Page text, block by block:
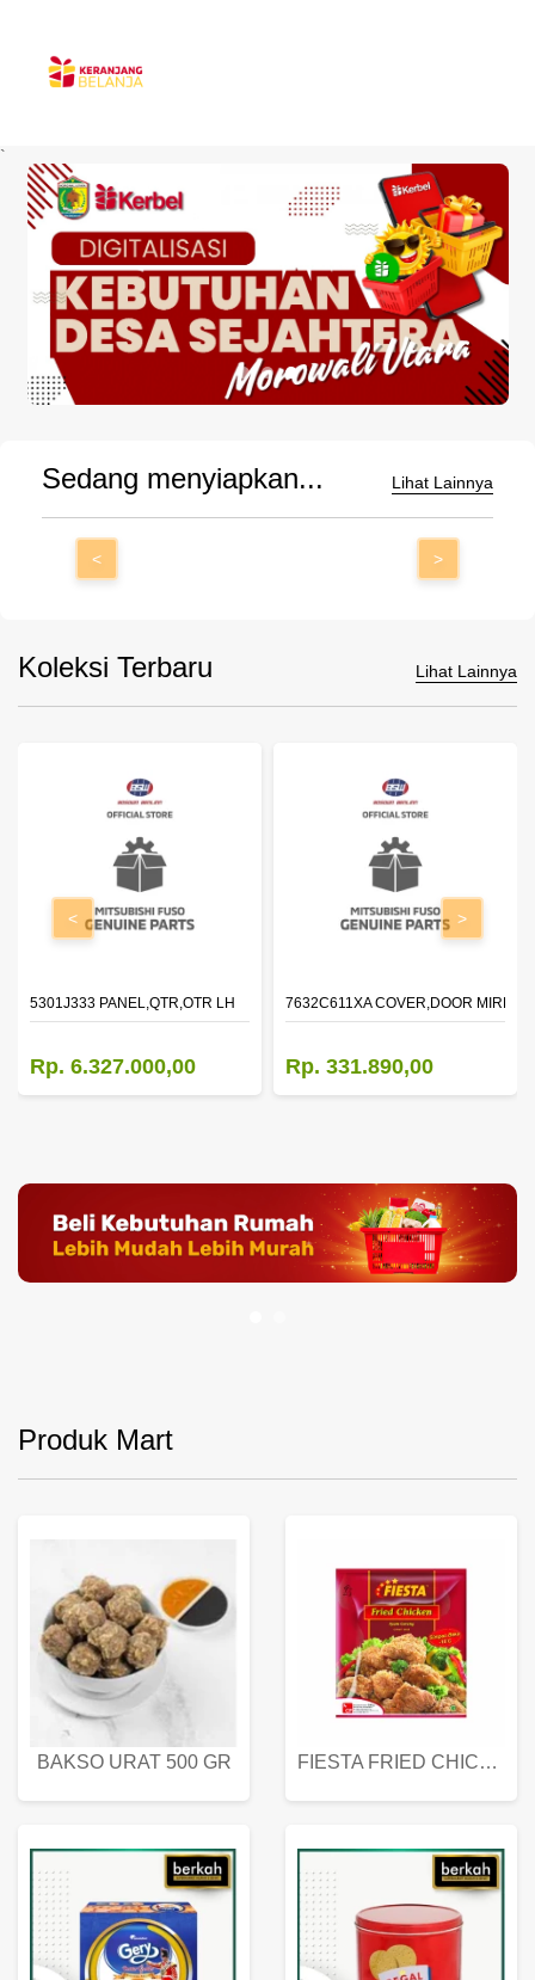
`
Sedang menyiapkan... Lihat Lainnya
< >
Koleksi Terbaru Lihat Lainnya
5301J333 PANEL,QTR,OTR LH
Rp. 6.327.000,00
7632C611XA COVER,DOOR
Rp. 331.890,00
< >
Produk Mart
BAKSO URAT 500 GR FIESTA FRIED CHICKEN 500 GR